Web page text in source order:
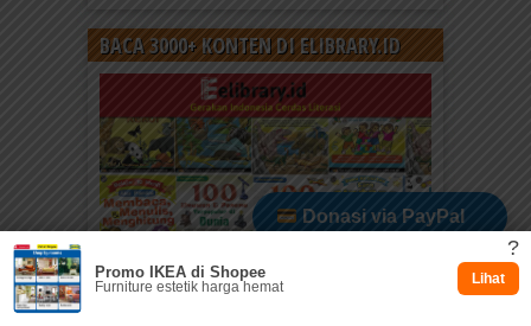
BACA 3000+ KONTEN DI ELIBRARY.ID
Donasi via PayPal
Dukung via Kitabisa
?
Promo IKEA di Shopee
Furniture estetik harga hemat Lihat